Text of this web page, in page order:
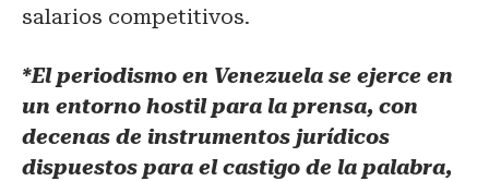
salarios competitivos.
*El periodismo en Venezuela se ejerce en
un entorno hostil para la prensa, con
decenas de instrumentos jurídicos
dispuestos para el castigo de la palabra,